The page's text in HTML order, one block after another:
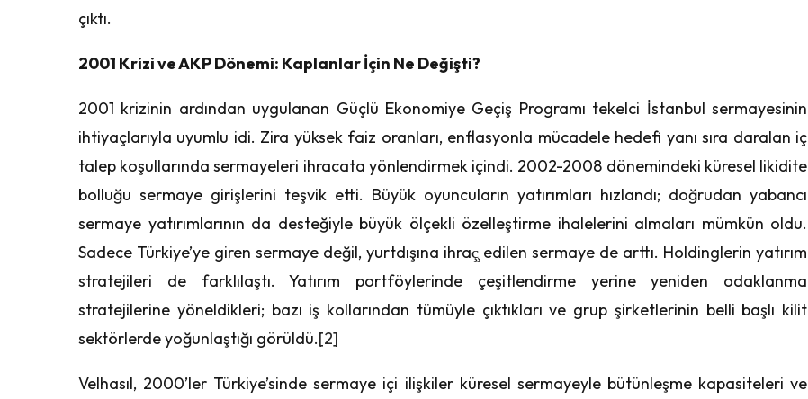
çıktı.
2001 Krizi ve AKP Dönemi: Kaplanlar İçin Ne Değişti?
2001 krizinin ardından uygulanan Güçlü Ekonomiye Geçiş Programı tekelci İstanbul sermayesinin
ihtiyaçlarıyla uyumlu idi. Zira yüksek faiz oranları, enflasyonla mücadele hedefi yanı sıra daralan iç
talep koşullarında sermayeleri ihracata yönlendirmek içindi. 2002-2008 dönemindeki küresel likidite
bolluğu sermaye girişlerini teşvik etti. Büyük oyuncuların yatırımları hızlandı; doğrudan yabancı
sermaye yatırımlarının da desteğiyle büyük ölçekli özelleştirme ihalelerini almaları mümkün oldu.
Sadece Türkiye’ye giren sermaye değil, yurtdışına ihraç̧ edilen sermaye de arttı. Holdinglerin yatırım
stratejileri de farklılaştı. Yatırım portföylerinde çeşitlendirme yerine yeniden odaklanma
stratejilerine yöneldikleri; bazı iş kollarından tümüyle çıktıkları ve grup şirketlerinin belli başlı kilit
sektörlerde yoğunlaştığı görüldü.[2]
Velhasıl, 2000’ler Türkiye’sinde sermaye içi ilişkiler küresel sermayeyle bütünleşme kapasiteleri ve